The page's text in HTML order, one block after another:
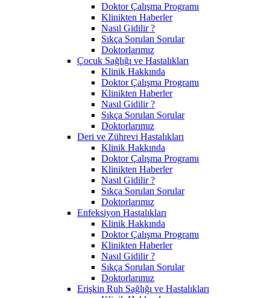
Doktor Çalışma Programı
Klinikten Haberler
Nasıl Gidilir ?
Sıkça Sorulan Sorular
Doktorlarımız
Çocuk Sağlığı ve Hastalıkları
Klinik Hakkında
Doktor Çalışma Programı
Klinikten Haberler
Nasıl Gidilir ?
Sıkça Sorulan Sorular
Doktorlarımız
Deri ve Zührevi Hastalıkları
Klinik Hakkında
Doktor Çalışma Programı
Klinikten Haberler
Nasıl Gidilir ?
Sıkça Sorulan Sorular
Doktorlarımız
Enfeksiyon Hastalıkları
Klinik Hakkında
Doktor Çalışma Programı
Klinikten Haberler
Nasıl Gidilir ?
Sıkça Sorulan Sorular
Doktorlarımız
Erişkin Ruh Sağlığı ve Hastalıkları